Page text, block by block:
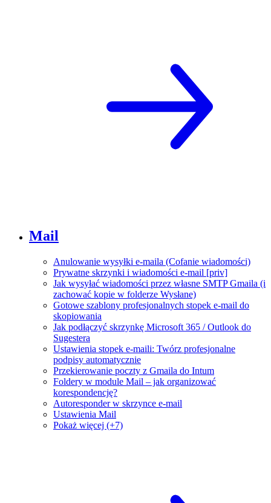
Mail
Anulowanie wysyłki e-maila (Cofanie wiadomości)
Prywatne skrzynki i wiadomości e-mail [priv]
Jak wysyłać wiadomości przez własne SMTP Gmaila (i
zachować kopie w folderze Wysłane)
Gotowe szablony profesjonalnych stopek e-mail do
skopiowania
Jak podłączyć skrzynkę Microsoft 365 / Outlook do
Sugestera
Ustawienia stopek e-maili: Twórz profesjonalne
podpisy automatycznie
Przekierowanie poczty z Gmaila do Intum
Foldery w module Mail – jak organizować
korespondencję?
Autoresponder w skrzynce e-mail
Ustawienia Mail
Pokaż więcej (+7)